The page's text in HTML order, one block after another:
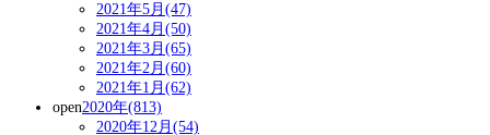
2021年5月(47)
2021年4月(50)
2021年3月(65)
2021年2月(60)
2021年1月(62)
open2020年(813)
2020年12月(54)